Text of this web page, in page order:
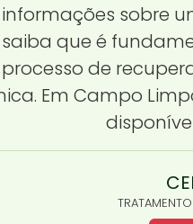
sobre
saiba que é
de
Em Campo